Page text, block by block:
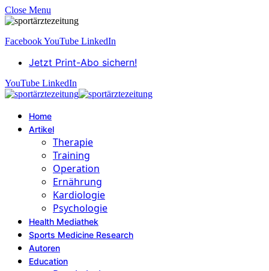
Close Menu
FacebookYouTube LinkedIn
Jetzt Print-Abo sichern!
YouTube LinkedIn
Home
Artikel
Therapie
Training
Operation
Ernährung
Kardiologie
Psychologie
Health Mediathek
Sports Medicine Research
Autoren
Education